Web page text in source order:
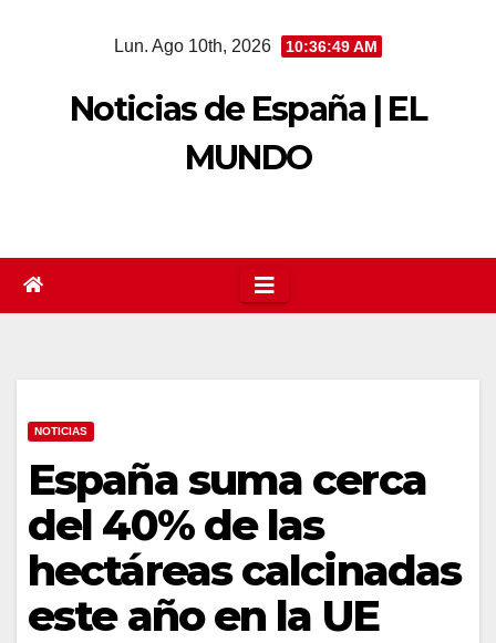
Lun. Ago 10th, 2026 10:36:50 AM
Noticias de España | EL
MUNDO
NOTICIAS
España suma cerca
del 40% de las
hectáreas calcinadas
este año en la UE